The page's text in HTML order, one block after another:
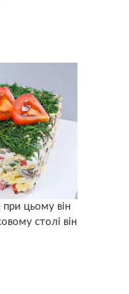
при цьому він
столі він